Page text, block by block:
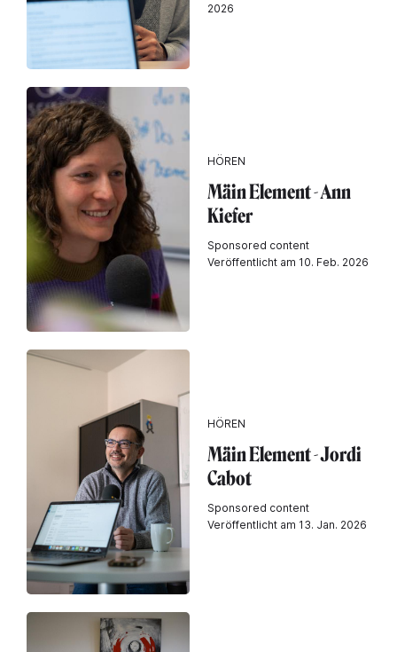
2026
HÖREN
Mäin Element - Ann
Kiefer
Sponsored content
Veröffentlicht am 10. Feb. 2026
HÖREN
Mäin Element - Jordi
Cabot
Sponsored content
Veröffentlicht am 13. Jan. 2026